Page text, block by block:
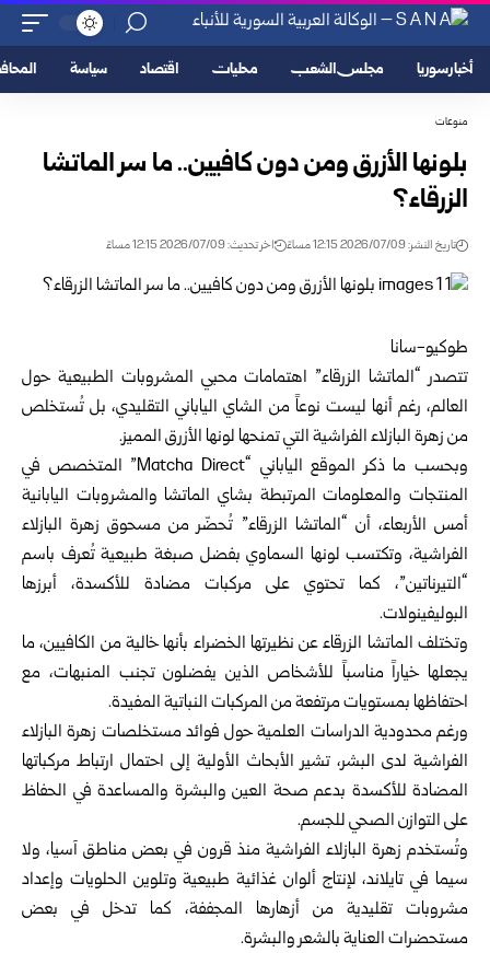
أخبار سوريا مجلس الشعب محليات اقتصاد سياسة
منوعات
بلونها الأزرق ومن دون كافيين.. ما سر الماتشا
الزرقاء؟
تاريخ النشر: 2026/07/09 12:15 مساءً اخر تحديث: 2026/07/09 12:15 مساءً
طوكيو-سانا
تتصدر “الماتشا الزرقاء” اهتمامات محبي المشروبات الطبيعية حول
العالم، رغم أنها ليست نوعاً من الشاي الياباني التقليدي، بل تُستخلص
من زهرة البازلاء الفراشية التي تمنحها لونها الأزرق المميز.
وبحسب ما ذكر الموقع الياباني “Matcha Direct” المتخصص في
المنتجات والمعلومات المرتبطة بشاي الماتشا والمشروبات اليابانية
أمس الأربعاء، أن “الماتشا الزرقاء” تُحضّر من مسحوق زهرة البازلاء
الفراشية، وتكتسب لونها السماوي بفضل صبغة طبيعية تُعرف باسم
“التيرناتين”، كما تحتوي على مركبات مضادة للأكسدة، أبرزها
البوليفينولات.
وتختلف الماتشا الزرقاء عن نظيرتها الخضراء بأنها خالية من الكافيين، ما
يجعلها خياراً مناسباً للأشخاص الذين يفضلون تجنب المنبهات، مع
احتفاظها بمستويات مرتفعة من المركبات النباتية المفيدة.
ورغم محدودية الدراسات العلمية حول فوائد مستخلصات زهرة البازلاء
الفراشية لدى البشر، تشير الأبحاث الأولية إلى احتمال ارتباط مركباتها
المضادة للأكسدة بدعم صحة العين والبشرة والمساعدة في الحفاظ
على التوازن الصحي للجسم.
وتُستخدم زهرة البازلاء الفراشية منذ قرون في بعض مناطق آسيا، ولا
سيما في تايلاند، لإنتاج ألوان غذائية طبيعية وتلوين الحلويات وإعداد
مشروبات تقليدية من أزهارها المجففة، كما تدخل في بعض
مستحضرات العناية بالشعر والبشرة.